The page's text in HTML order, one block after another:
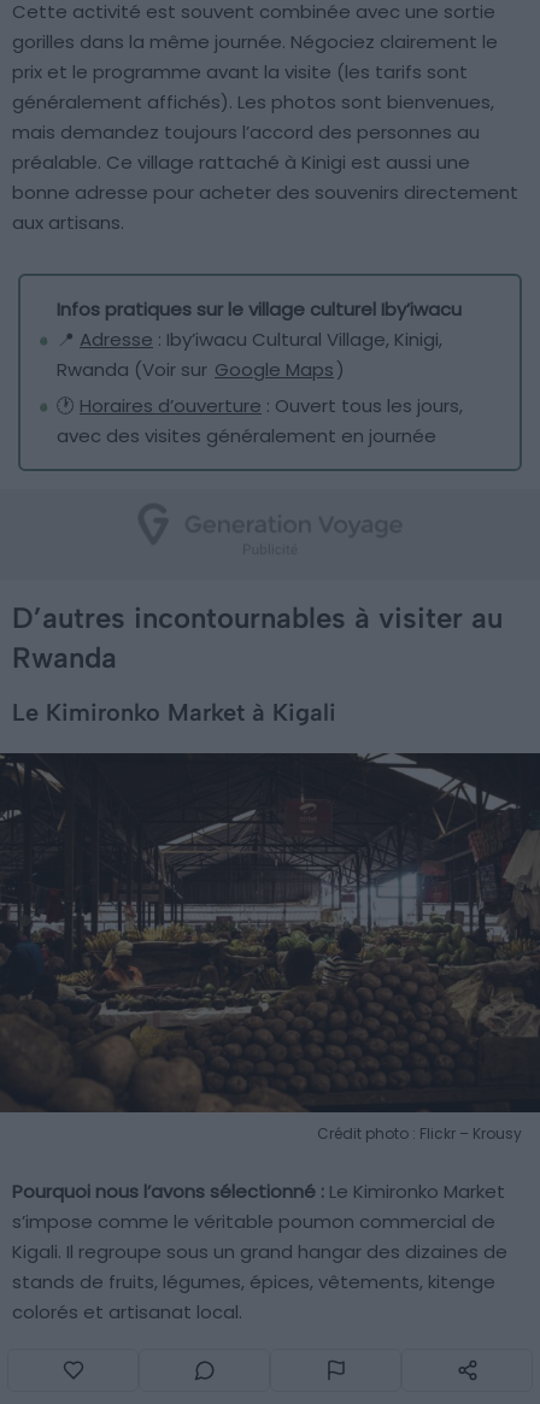
Cette activité est souvent combinée avec une sortie
gorilles dans la même journée. Négociez clairement le
prix et le programme avant la visite (les tarifs sont
généralement affichés). Les photos sont bienvenues,
mais demandez toujours l’accord des personnes au
préalable. Ce village rattaché à Kinigi est aussi une
bonne adresse pour acheter des souvenirs directement
aux artisans.
Infos pratiques sur le village culturel Iby’iwacu
📍 Adresse : Iby’iwacu Cultural Village, Kinigi,
Rwanda (Voir sur Google Maps)
🕐 Horaires d’ouverture : Ouvert tous les jours,
avec des visites généralement en journée
D’autres incontournables à visiter au
Rwanda
Le Kimironko Market à Kigali
Crédit photo : Flickr – Krousy
Pourquoi nous l’avons sélectionné : Le Kimironko Market
s’impose comme le véritable poumon commercial de
Kigali. Il regroupe sous un grand hangar des dizaines de
stands de fruits, légumes, épices, vêtements, kitenge
colorés et artisanat local.
Pour en savoir plus :
Ce marché est l’un des meilleurs